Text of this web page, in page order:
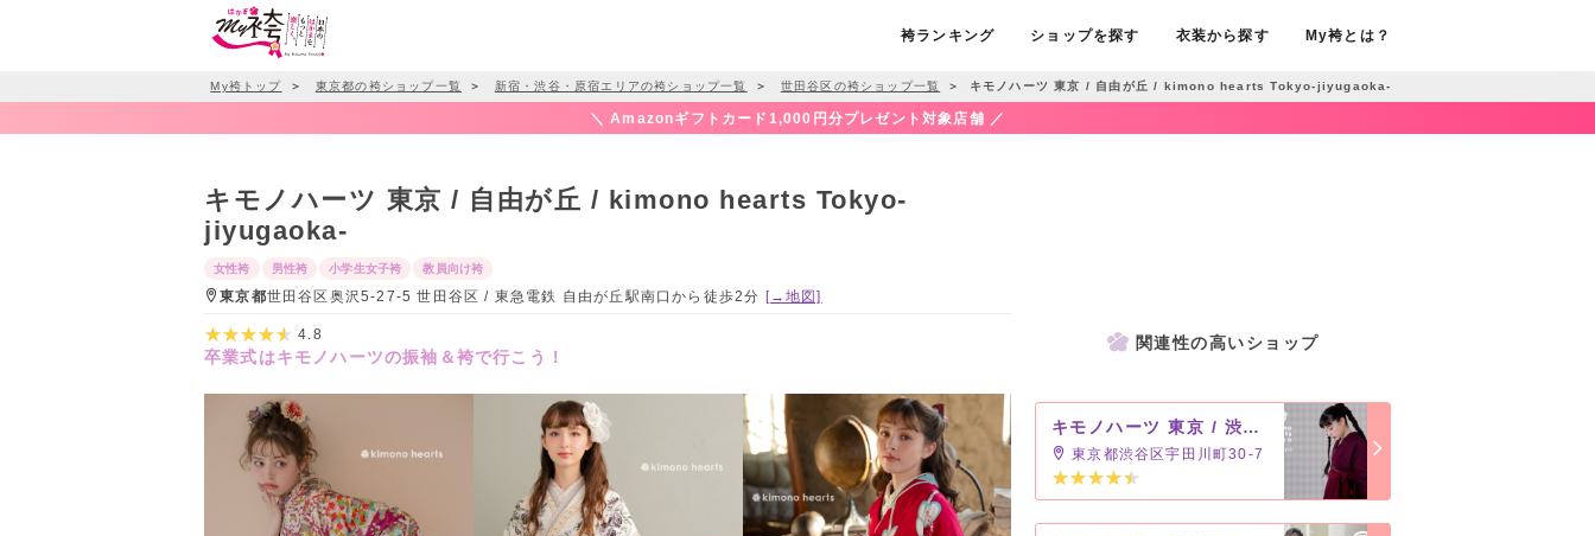
袴ランキング ショップを探す 衣装から探す My袴とは？
My袴トップ ＞ 東京都の袴ショップ一覧 ＞ 新宿・渋谷・原宿エリアの袴ショップ一覧 ＞ 世田谷区の袴ショップ一覧 ＞ キモノハーツ 東京 / 自由が丘 / kimono hearts Tokyo-jiyugaoka-
＼ Amazonギフトカード1,000円分プレゼント対象店舗 ／
キモノハーツ 東京 / 自由が丘 / kimono hearts Tokyo-
jiyugaoka-
女性袴 男性袴 小学生女子袴 教員向け袴
東京都世田谷区奥沢5-27-5 世田谷区 / 東急電鉄 自由が丘駅南口から徒歩2分 [→地図]
4.8
卒業式はキモノハーツの振袖＆袴で行こう！
関連性の高いショップ
キモノハーツ 東京 / 渋谷 / kimono hearts Tokyo-shibuya-
東京都渋谷区宇田川町30-7